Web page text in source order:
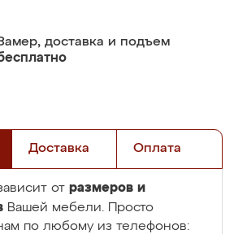
доставка и подъем
Доставка Оплата
от размеров и
Вашей мебели. Просто
по любому из телефонов: